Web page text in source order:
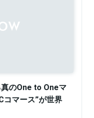
のOne to Oneマ
マース”が世界